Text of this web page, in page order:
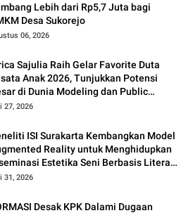
Lebih dari Rp5,7 Juta bagi
Desa Sukorejo
06, 2026
Sajulia Raih Gelar Favorite Duta
Anak 2026, Tunjukkan Potensi
di Dunia Modeling dan Public
27, 2026
ISI Surakarta Kembangkan Model
Reality untuk Menghidupkan
Estetika Seni Berbasis Literasi
Berkelanjutan
31, 2026
Desak KPK Dalami Dugaan